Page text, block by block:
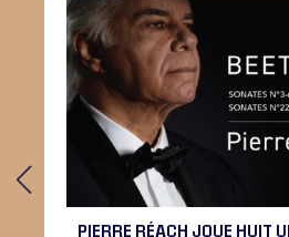
PIERRE RÉACH JOUE HUIT